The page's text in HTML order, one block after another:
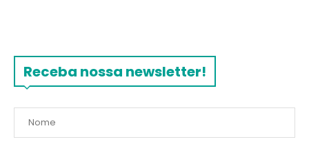
Receba nossa newsletter!